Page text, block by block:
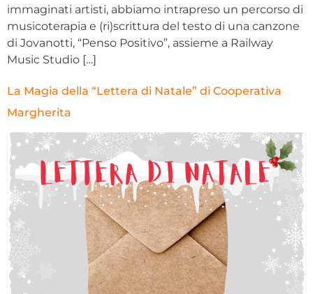
immaginati artisti, abbiamo intrapreso un percorso di
musicoterapia e (ri)scrittura del testo di una canzone
di Jovanotti, “Penso Positivo”, assieme a Railway
Music Studio […]
La Magia della “Lettera di Natale” di Cooperativa
Margherita